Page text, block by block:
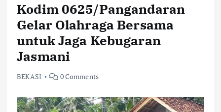
Kodim 0625/Pangandaran
Gelar Olahraga Bersama
untuk Jaga Kebugaran
Jasmani
BEKASI 0 Comments